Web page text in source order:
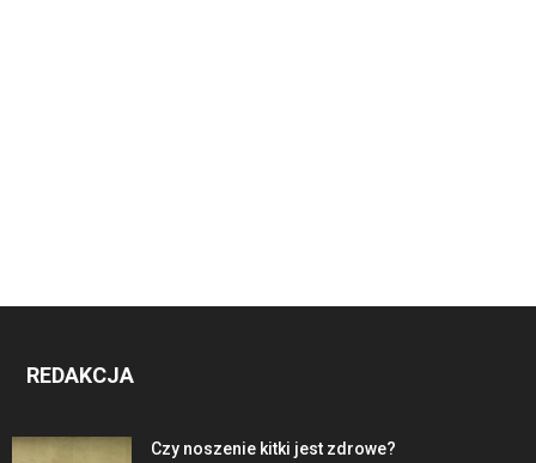
REDAKCJA
Czy noszenie kitki jest zdrowe?